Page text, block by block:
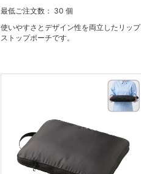
最低ご注文数： 30 個
使いやすさとデザイン性を両立したリップ
ストップポーチです。